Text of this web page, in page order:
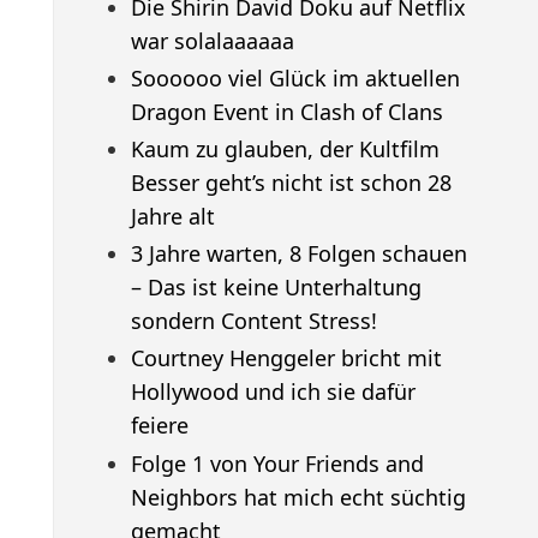
Die Shirin David Doku auf Netflix
war solalaaaaaa
Soooooo viel Glück im aktuellen
Dragon Event in Clash of Clans
Kaum zu glauben, der Kultfilm
Besser geht’s nicht ist schon 28
Jahre alt
3 Jahre warten, 8 Folgen schauen
– Das ist keine Unterhaltung
sondern Content Stress!
Courtney Henggeler bricht mit
Hollywood und ich sie dafür
feiere
Folge 1 von Your Friends and
Neighbors hat mich echt süchtig
gemacht